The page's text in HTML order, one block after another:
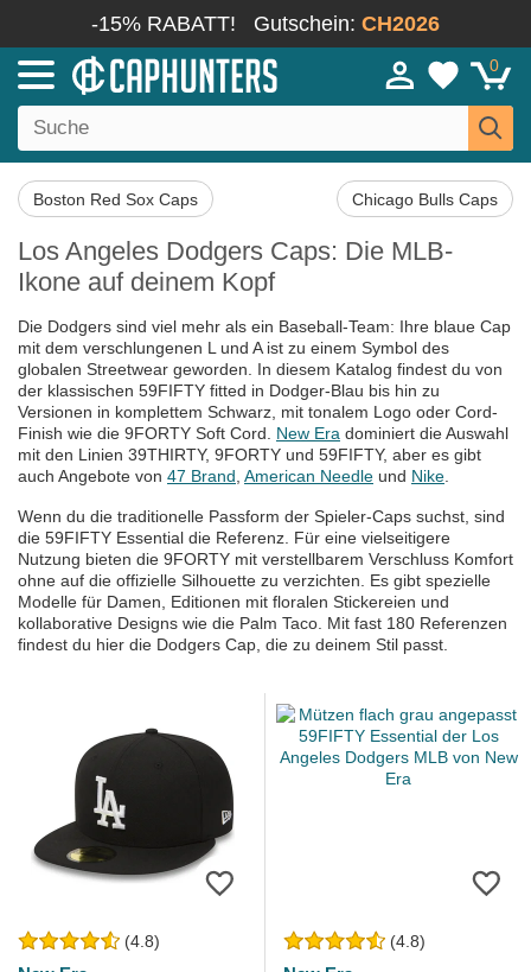
-15% RABATT! Gutschein: CH2026
0
Boston Red Sox Caps Chicago Bulls Caps
Los Angeles Dodgers Caps: Die MLB-
Ikone auf deinem Kopf
Die Dodgers sind viel mehr als ein Baseball-Team: Ihre blaue Cap
mit dem verschlungenen L und A ist zu einem Symbol des
globalen Streetwear geworden. In diesem Katalog findest du von
der klassischen 59FIFTY fitted in Dodger-Blau bis hin zu
Versionen in komplettem Schwarz, mit tonalem Logo oder Cord-
Finish wie die 9FORTY Soft Cord. New Era dominiert die Auswahl
mit den Linien 39THIRTY, 9FORTY und 59FIFTY, aber es gibt
auch Angebote von 47 Brand American Needle und Nike
Wenn du die traditionelle Passform der Spieler-Caps suchst, sind
die 59FIFTY Essential die Referenz. Für eine vielseitigere
Nutzung bieten die 9FORTY mit verstellbarem Verschluss Komfort
ohne auf die offizielle Silhouette zu verzichten. Es gibt spezielle
Modelle für Damen, Editionen mit floralen Stickereien und
kollaborative Designs wie die Palm Taco. Mit fast 180 Referenzen
findest du hier die Dodgers Cap, die zu deinem Stil passt.
(4.8) (4.8)